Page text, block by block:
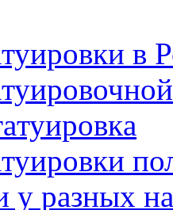
в
у разных